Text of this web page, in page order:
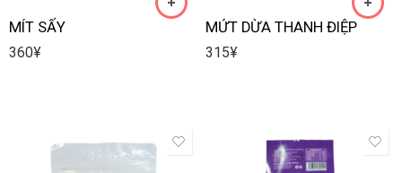
MÍT SẤY
360¥
MỨT DỪA THANH ĐIỆP
315¥